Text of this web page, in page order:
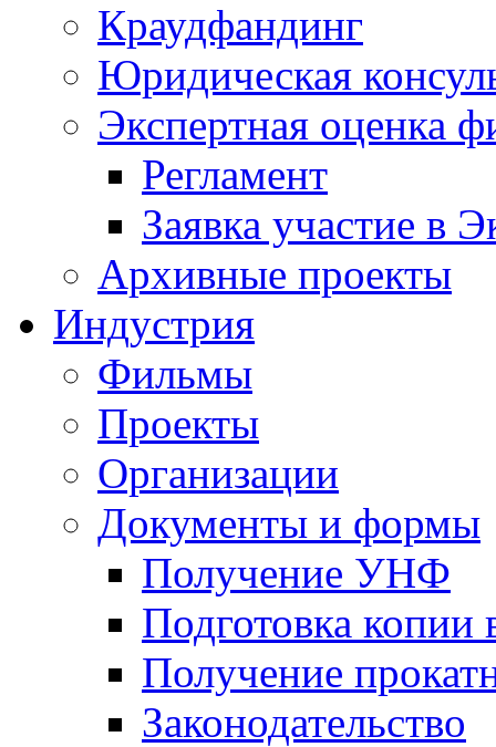
Краудфандинг
Юридическая
Экспертная оценка
Регламент
Заявка участие в
Архивные проекты
Индустрия
Фильмы
Проекты
Организации
Документы и формы
Получение УНФ
Подготовка копии
Получение
Законодательство